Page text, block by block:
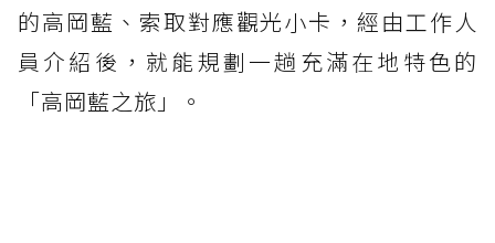
的高岡藍、索取對應觀光小卡，經由工作人
員介紹後，就能規劃一趟充滿在地特色的
「高岡藍之旅」。